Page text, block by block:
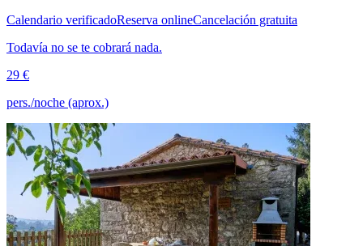
Calendario verificadoReserva onlineCancelación gratuita
Todavía no se te cobrará nada.
29 €
pers./noche (aprox.)